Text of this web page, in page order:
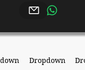
Dropdown